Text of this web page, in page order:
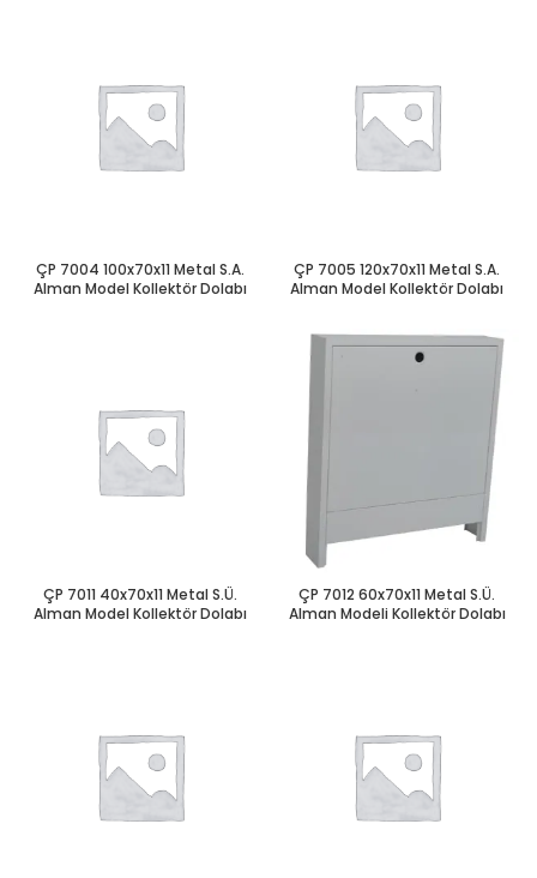
ÇP 7004 100x70x11 Metal S.A.
Alman Model Kollektör Dolabı
ÇP 7005 120x70x11 Metal S.A.
Alman Model Kollektör Dolabı
ÇP 7011 40x70x11 Metal S.Ü.
Alman Model Kollektör Dolabı
ÇP 7012 60x70x11 Metal S.Ü.
Alman Modeli Kollektör Dolabı